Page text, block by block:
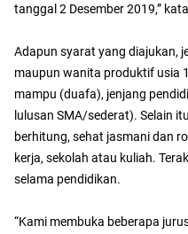
tanggal 2 Desember 2019,”
Adapun syarat yang diajukan,
maupun wanita produktif usia
mampu (duafa), jenjang
lulusan SMA/sederat). Selain
berhitung, sehat jasmani dan
kerja, sekolah atau kuliah.
selama pendidikan.
“Kami membuka beberapa